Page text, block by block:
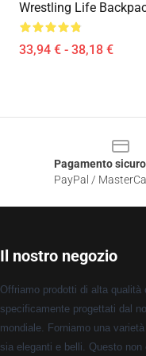
Wrestling Life
33,94 € - 38,18 €
Pagamento
PayPal /
Il nostro negozio
Offriamo prodotti di alta qualità
specificamente progettati dal
mondiale. Forniamo una
sia eleganti e belli. Questo